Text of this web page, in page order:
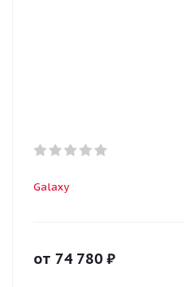
Galaxy
от 74 780 ₽